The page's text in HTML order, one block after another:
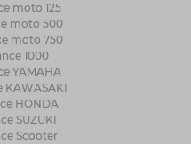
moto 125
moto 500
moto 750
1000
YAMAHA
KAWASAKI
HONDA
SUZUKI
Scooter